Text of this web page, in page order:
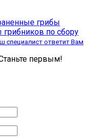
грибы
грибников по сбору
специалист ответит Вам
первым!